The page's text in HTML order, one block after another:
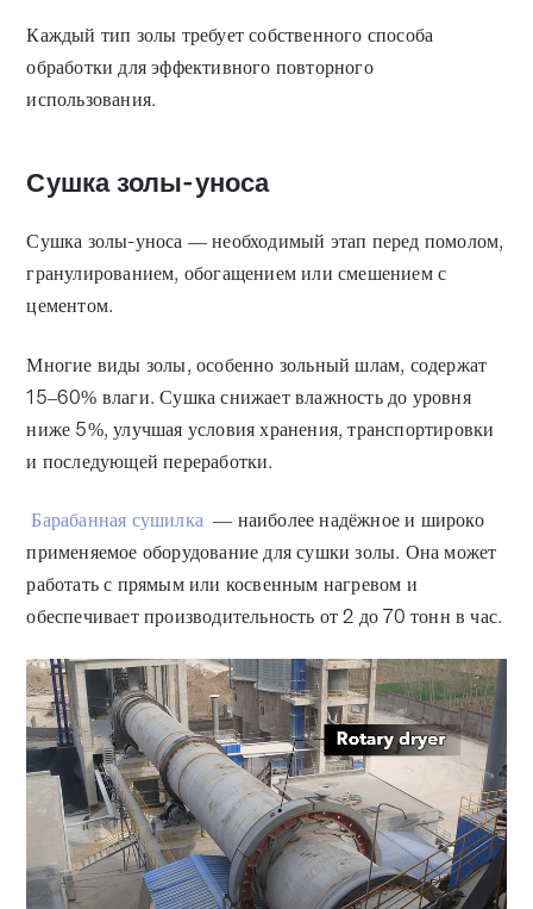
Каждый тип золы требует собственного способа
обработки для эффективного повторного
использования.
Сушка золы-уноса
Сушка золы-уноса — необходимый этап перед помолом,
гранулированием, обогащением или смешением с
цементом.
Многие виды золы, особенно зольный шлам, содержат
15–60% влаги. Сушка снижает влажность до уровня
ниже 5%, улучшая условия хранения, транспортировки
и последующей переработки.
Барабанная сушилка — наиболее надёжное и широко
применяемое оборудование для сушки золы. Она может
работать с прямым или косвенным нагревом и
обеспечивает производительность от 2 до 70 тонн в час.